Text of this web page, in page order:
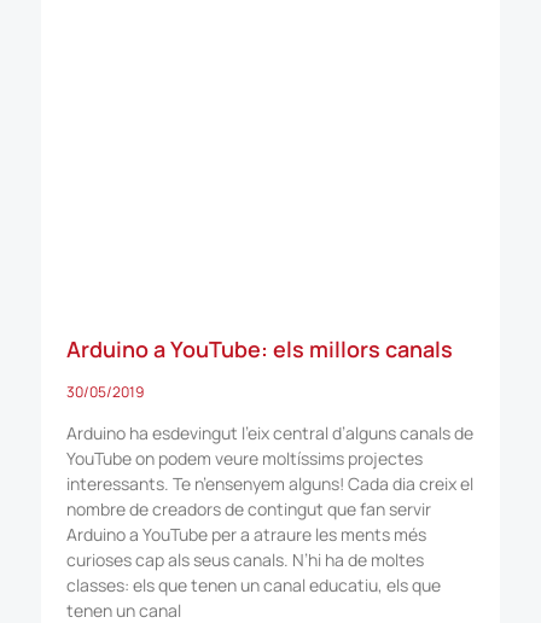
Arduino a YouTube: els millors canals
30/05/2019
Arduino ha esdevingut l’eix central d’alguns canals de
YouTube on podem veure moltíssims projectes
interessants. Te n’ensenyem alguns! Cada dia creix el
nombre de creadors de contingut que fan servir
Arduino a YouTube per a atraure les ments més
curioses cap als seus canals. N’hi ha de moltes
classes: els que tenen un canal educatiu, els que
tenen un canal